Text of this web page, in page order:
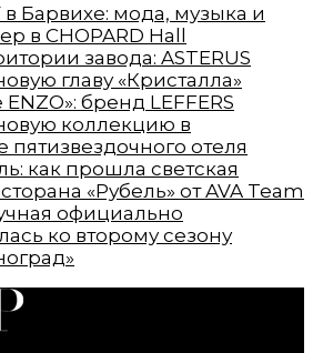
в Барвихе: мода, музыка и
в CHOPARD Hall
завода: ASTERUS
главу «Кристалла»
ENZO»: бренд LEFFERS
коллекцию в
пятизвездочного отеля
как прошла светская
«Рубель» от AVA Team
официально
ко второму сезону